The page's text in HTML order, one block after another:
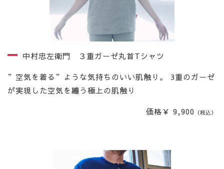
中村忠左衛門 ３重ガーゼ丸首Tシャツ
”空気を着る”ような気持ちのいい肌触り。 3重のガーゼ
が実現した空気を纏う極上の肌触り
価格￥ 9,900 （税込）